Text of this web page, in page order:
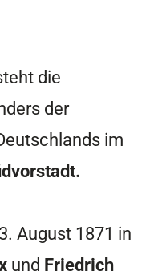
die
der
im
August 1871 in
und Friedrich